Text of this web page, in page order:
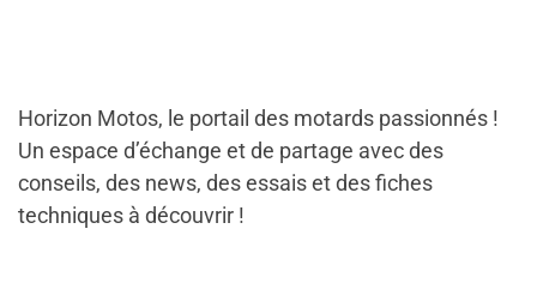
Horizon Motos, le portail des motards passionnés !
Un espace d’échange et de partage avec des
conseils, des news, des essais et des fiches
techniques à découvrir !